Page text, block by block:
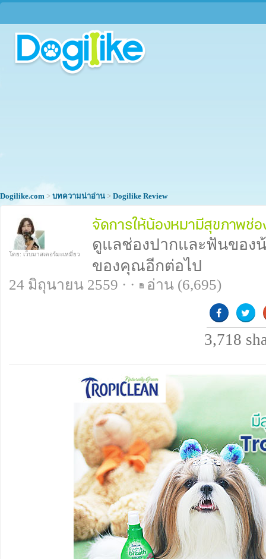
Dogilike.com > บทความน่าอ่าน > Dogilike Review
โดย: เว็บมาสเตอร์มะเหมี่ยว
จัดการให้น้องหมามีสุขภาพช่
ดูแลช่องปากและฟันของ
ของคุณอีกต่อไป
24 มิถุนายน 2559 · · อ่าน (6,695)
3,718